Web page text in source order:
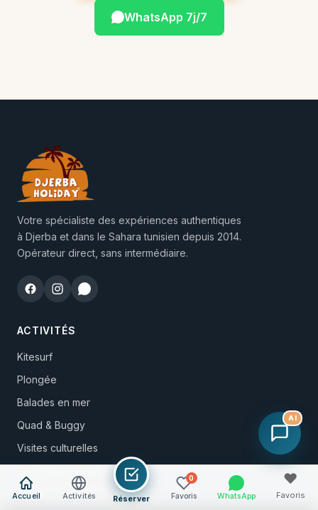
WhatsApp 7j/7
Votre spécialiste des expériences authentiques
à Djerba et dans le Sahara tunisien depuis 2014.
Opérateur direct, sans intermédiaire.
ACTIVITÉS
Kitesurf
Plongée
Balades en mer
Quad & Buggy
Visites culturelles
Toutes les excursions
Workshops culturels
Accueil Activités Réserver
0
Favoris WhatsApp
♥
Favoris
AI